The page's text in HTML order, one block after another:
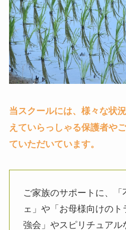
当スクールには、様々な状
えていらっしゃる保護者や
ていただいています。
ご家族のサポートに、「
ェ」や「お母様向けの
強会」やスピリチュア